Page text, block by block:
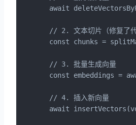
await
// 2. 文本切片（修复了代
const chunks =
  // 3. 批量生成向量
const embeddings =
  // 4. 插入新向量
await